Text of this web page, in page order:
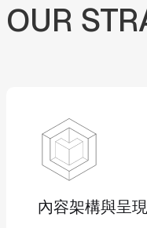
OUR
內容架構與呈現